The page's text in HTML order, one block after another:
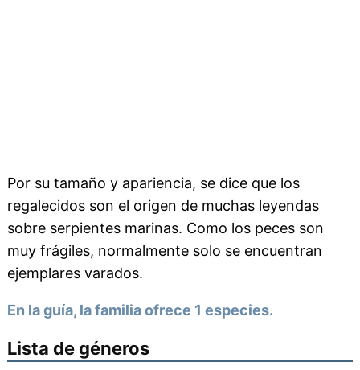
Por su tamaño y apariencia, se dice que los
regalecidos son el origen de muchas leyendas
sobre serpientes marinas. Como los peces son
muy frágiles, normalmente solo se encuentran
ejemplares varados.
En la guía, la familia ofrece 1 especies.
Lista de géneros